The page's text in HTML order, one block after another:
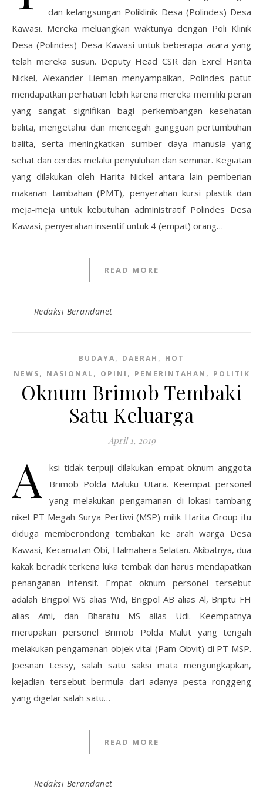
dan kelangsungan Poliklinik Desa (Polindes) Desa
Kawasi. Mereka meluangkan waktunya dengan Poli Klinik
Desa (Polindes) Desa Kawasi untuk beberapa acara yang
telah mereka susun. Deputy Head CSR dan Exrel Harita
Nickel, Alexander Lieman menyampaikan, Polindes patut
mendapatkan perhatian lebih karena mereka memiliki peran
yang sangat signifikan bagi perkembangan kesehatan
balita, mengetahui dan mencegah gangguan pertumbuhan
balita, serta meningkatkan sumber daya manusia yang
sehat dan cerdas melalui penyuluhan dan seminar. Kegiatan
yang dilakukan oleh Harita Nickel antara lain pemberian
makanan tambahan (PMT), penyerahan kursi plastik dan
meja-meja untuk kebutuhan administratif Polindes Desa
Kawasi, penyerahan insentif untuk 4 (empat) orang…
READ MORE
Redaksi Berandanet
BUDAYA, DAERAH , HOT
NEWS, NASIONAL, OPINI , PEMERINTAHAN , POLITIK
Oknum Brimob Tembaki
Satu Keluarga
April 1, 2019
A
ksi tidak terpuji dilakukan empat oknum anggota
Brimob Polda Maluku Utara. Keempat personel
yang melakukan pengamanan di lokasi tambang
nikel PT Megah Surya Pertiwi (MSP) milik Harita Group itu
diduga memberondong tembakan ke arah warga Desa
Kawasi, Kecamatan Obi, Halmahera Selatan. Akibatnya, dua
kakak beradik terkena luka tembak dan harus mendapatkan
penanganan intensif. Empat oknum personel tersebut
adalah Brigpol WS alias Wid, Brigpol AB alias Al, Briptu FH
alias Ami, dan Bharatu MS alias Udi. Keempatnya
merupakan personel Brimob Polda Malut yang tengah
melakukan pengamanan objek vital (Pam Obvit) di PT MSP.
Joesnan Lessy, salah satu saksi mata mengungkapkan,
kejadian tersebut bermula dari adanya pesta ronggeng
yang digelar salah satu…
READ MORE
Redaksi Berandanet